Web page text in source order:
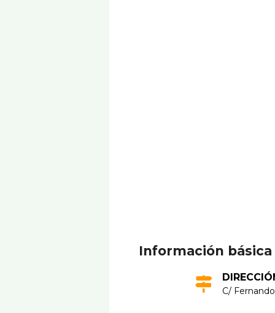
Información básica
C/